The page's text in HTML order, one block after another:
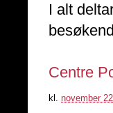
I alt
Centre
kl. november